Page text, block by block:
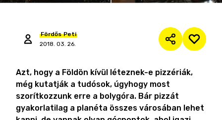
Fördős Peti
2018. 03. 26.
Azt, hogy a Földön kívül léteznek-e pizzériák,
még kutatják a tudósok, úgyhogy most
szorítkozzunk erre a bolygóra. Bár pizzát
gyakorlatilag a planéta összes városában lehet